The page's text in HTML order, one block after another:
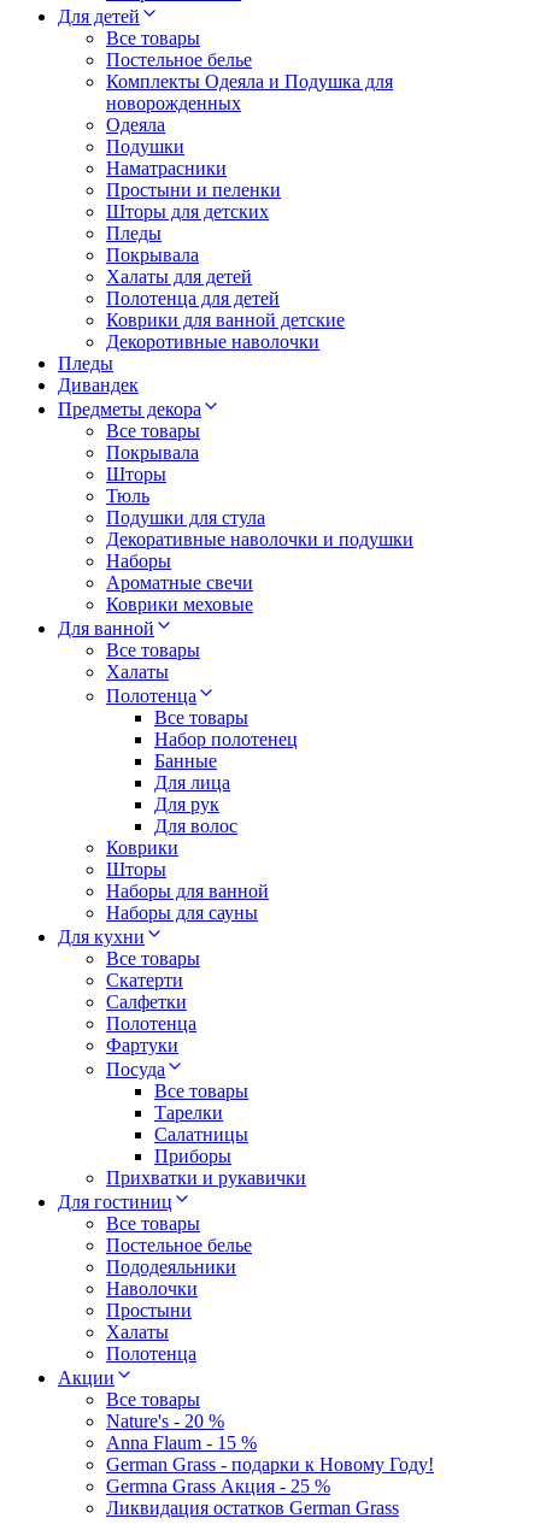
Для детей
Все товары
Постельное белье
Комплекты Одеяла и Подушка для
новорожденных
Одеяла
Подушки
Наматрасники
Простыни и пеленки
Шторы для детских
Пледы
Покрывала
Халаты для детей
Полотенца для детей
Коврики для ванной детские
Декоротивные наволочки
Пледы
Дивандек
Предметы декора
Все товары
Покрывала
Шторы
Тюль
Подушки для стула
Декоративные наволочки и подушки
Наборы
Ароматные свечи
Коврики меховые
Для ванной
Все товары
Халаты
Полотенца
Все товары
Набор полотенец
Банные
Для лица
Для рук
Для волос
Коврики
Шторы
Наборы для ванной
Наборы для сауны
Для кухни
Все товары
Скатерти
Салфетки
Полотенца
Фартуки
Посуда
Все товары
Тарелки
Салатницы
Приборы
Прихватки и рукавички
Для гостиниц
Все товары
Постельное белье
Пододеяльники
Наволочки
Простыни
Халаты
Полотенца
Акции
Все товары
Nature's - 20 %
Anna Flaum - 15 %
German Grass - подарки к Новому Году!
Germna Grass Акция - 25 %
Ликвидация остатков German Grass